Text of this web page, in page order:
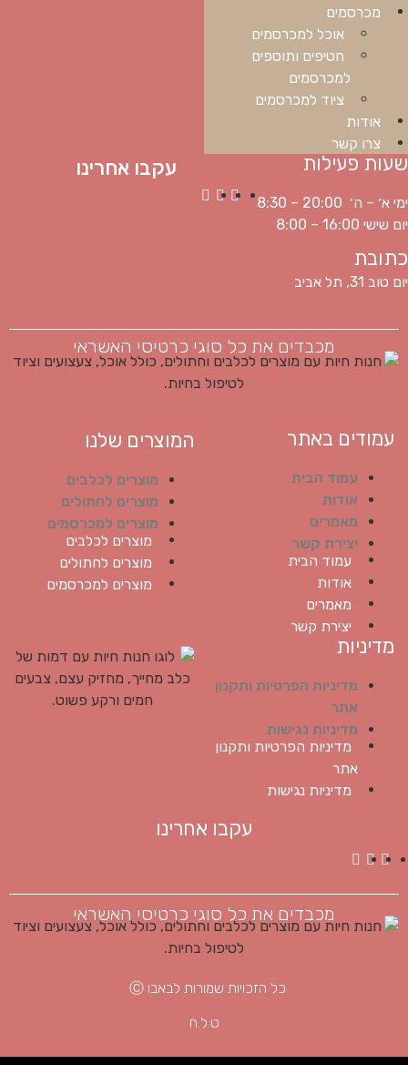
מכרסמים
אוכל למכרסמים
חטיפים ותוספים
למכרסמים
ציוד למכרסמים
אודות
צרו קשר
שעות פעילות
ימי א׳ – ה׳ 20:00 – 8:30
יום שישי 16:00 – 8:00
כתובת
יום טוב 31, תל אביב
עקבו אחרינו
מכבדים את כל סוגי כרטיסי האשראי
עמודים באתר
עמוד הבית
אודות
מאמרים
יצירת קשר
עמוד הבית
אודות
מאמרים
יצירת קשר
המוצרים שלנו
מוצרים לכלבים
מוצרים לחתולים
מוצרים למכרסמים
מוצרים לכלבים
מוצרים לחתולים
מוצרים למכרסמים
מדיניות
מדיניות הפרטיות ותקנון
אתר
מדיניות נגישות
מדיניות הפרטיות ותקנון
אתר
מדיניות נגישות
עקבו אחרינו
מכבדים את כל סוגי כרטיסי האשראי
כל הזכויות שמורות לבאבו Ⓒ
ט.ל.ח